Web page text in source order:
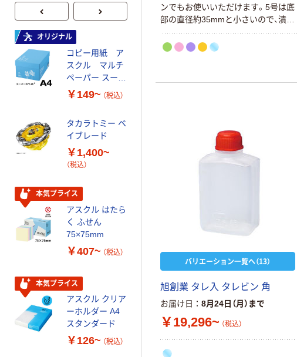
ンでもお使いいただけます。5号は底
部の直径約35mmと小さいので、漬物
など少量の盛り付けや一口サイズの
お菓子などに便利です。
バリエーション一覧へ（13）
旭創業 タレ入 タレビン 角
お届け日 8月24日（月）まで
￥19,296~ （税込）
オリジナル
コピー用紙 ア
スクル マルチ
ペーパー スーパ
ーホワイト+
￥149~ （税込）
タカラトミー ベ
イブレード
￥1,400~
（税込）
本気プライス
アスクル はたら
く ふせん
75×75mm
￥407~ （税込）
本気プライス
アスクル クリア
ーホルダー A4
スタンダード
￥126~ （税込）
ゴミ袋 エコノミ
乾電池 単3
形 アルカリ乾
電池 北欧パッ
ティッシュペー
150組 5箱入 ア
コンパクト ビ
ビッド PEFC認
証
￥328~
オリジナル
コピー用紙 マ